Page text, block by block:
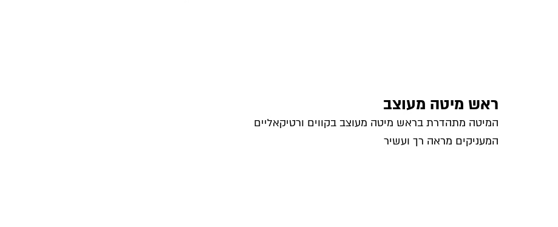
ראש מיטה מעוצב
המיטה מתהדרת בראש מיטה מעוצב בקווים ורטיקאליים
המעניקים מראה רך ועשיר